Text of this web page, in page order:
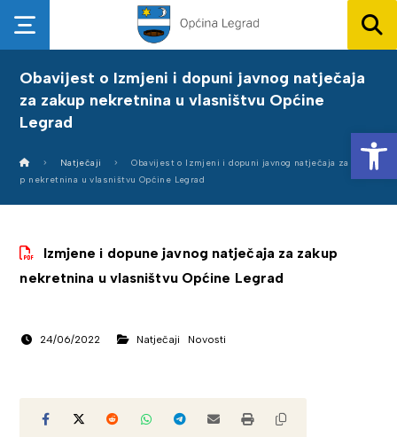
Obavijest o Izmjeni i dopuni javnog natječaja
za zakup nekretnina u vlasništvu Općine
Legrad
Natječaji
Obavijest o Izmjeni i dopuni javnog natječaja za zaku
p nekretnina u vlasništvu Općine Legrad
Izmjene i dopune javnog natječaja za zakup
nekretnina u vlasništvu Općine Legrad
24/06/2022 Natječaji Novosti